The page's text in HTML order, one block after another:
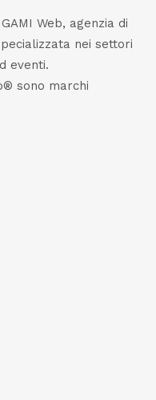
Web, agenzia di
nei settori
eventi.
sono marchi